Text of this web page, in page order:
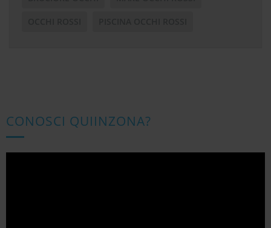
CONOSCI QUIINZONA?